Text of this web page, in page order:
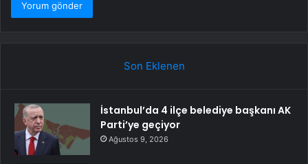
Son Eklenen
İstanbul’da 4 ilçe belediye başkanı AK
Parti’ye geçiyor
Ağustos 9, 2026